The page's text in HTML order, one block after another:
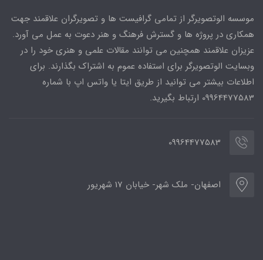
موسسه الوتصویرگر از تمامی گرافیست ها و تصویرگران علاقمند جهت
همکاری در پروژه ها و گسترش فرهنگ و هنر دعوت به عمل می آورد.
عزیزان علاقمند همچنین می توانند مقالات علمی و هنری خود را در
وبسایت الوتصویرگر برای استفاده عموم به اشتراک بگذارند. برای
اطلاعات بیشتر می توانید از طریق ایتا یا واتس اپ با شماره
09964477583 ارتباط بگیرید.
09964477583
اصفهان- ملک شهر- خیابان 17 شهریور